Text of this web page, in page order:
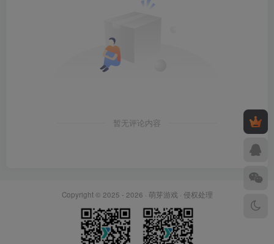
暂无评论内容
Copyright © 2025 - 2026 · 萌芽游戏 · 侵权处理